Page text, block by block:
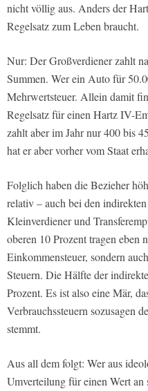
nicht völlig aus. Anders der
Regelsatz zum Leben braucht.
Nur: Der Großverdiener zahlt
Summen. Wer ein Auto für
Mehrwertsteuer. Allein damit
Regelsatz für einen Hartz IV-
zahlt aber im Jahr nur 400 bis
hat er aber vorher vom Staat
Folglich haben die Bezieher
relativ – auch bei den
Kleinverdiener und
oberen 10 Prozent tragen eben
Einkommensteuer, sondern
Steuern. Die Hälfte der
Prozent. Es ist also eine Mär,
Verbrauchssteuern sozusagen
stemmt.
Aus all dem folgt: Wer aus
Umverteilung für einen Wert